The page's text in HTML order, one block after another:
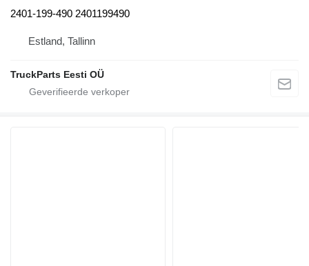
2401-199-490 2401199490
Estland, Tallinn
TruckParts Eesti OÜ